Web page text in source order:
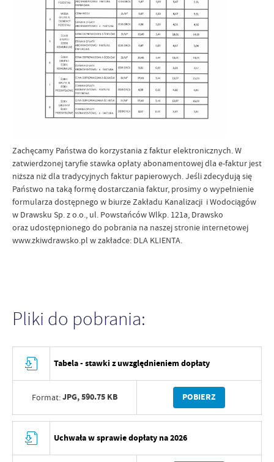
Zachęcamy Państwa do korzystania z faktur elektronicznych. W
zatwierdzonej taryfie stawka opłaty abonamentowej dla e-faktur jest
niższa niż dla tradycyjnych faktur papierowych. Jeśli zdecydują się
Państwo na taką formę dostarczania faktur, prosimy o wypełnienie
formularza dostępnego w biurze Zakładu Kanalizacji i Wodociągów
w Drawsku Sp. z o.o., ul. Powstańców Wlkp. 121a, Drawsko
oraz udostępnionego do pobrania na naszej stronie internetowej
www.zkiwdrawsko.pl w zakładce: DLA KLIENTA.
Pliki do pobrania:
Tabela - stawki z uwzględnieniem dopłaty
Format:JPG,590.75 KB POBIERZ
Uchwała w sprawie dopłaty na 2026